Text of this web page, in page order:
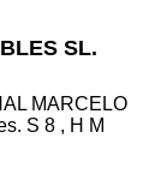
SL.
MARCELO
S 8 , H M